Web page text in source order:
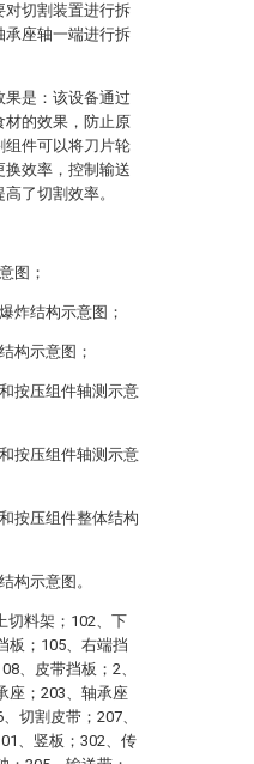
对切割装置进行拆
承座轴一端进行拆
是：该设备通过
材的效果，防止原
组件可以将刀片轮
效率，控制输送
了切割效率。
图；
炸结构示意图；
构示意图；
按压组件轴测示意
按压组件轴测示意
按压组件整体结构
构示意图。
切料架；102、下
板；105、右端挡
、皮带挡板；2、
座；203、轴承座
切割皮带；207、
、竖板；302、传